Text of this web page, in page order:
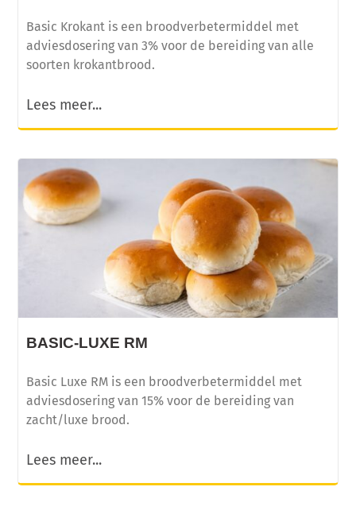
Basic Krokant is een broodverbetermiddel met
adviesdosering van 3% voor de bereiding van alle
soorten krokantbrood.
Lees meer...
BASIC-LUXE RM
Basic Luxe RM is een broodverbetermiddel met
adviesdosering van 15% voor de bereiding van
zacht/luxe brood.
Lees meer...